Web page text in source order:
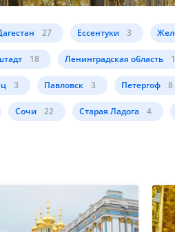
27 Ессентуки 3
18 Ленинградская область
3 Павловск 3 Петергоф 8
Сочи 22 Старая Ладога 4